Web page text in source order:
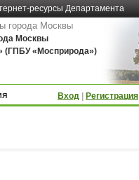
ресурсы Департамента
города Москвы
Москвы
(ГПБУ «Мосприрода»)
Вход Регистрация